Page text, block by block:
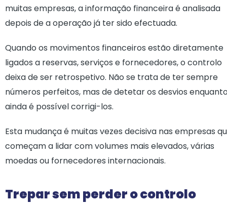
muitas empresas, a informação financeira é analisada
depois de a operação já ter sido efectuada.
Quando os movimentos financeiros estão diretamente
ligados a reservas, serviços e fornecedores, o controlo
deixa de ser retrospetivo. Não se trata de ter sempre
números perfeitos, mas de detetar os desvios
ainda é possível corrigi-los.
Esta mudança é muitas vezes decisiva nas empresas
começam a lidar com volumes mais elevados, várias
moedas ou fornecedores internacionais.
Trepar sem perder o controlo